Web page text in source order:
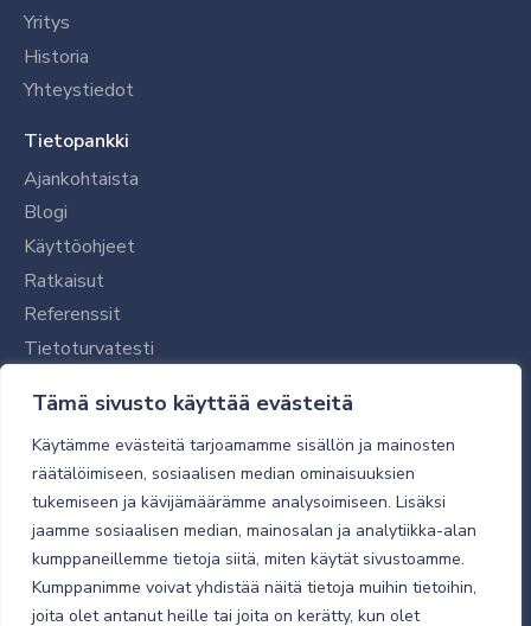
Tämä sivusto käyttää evästeitä
Käytämme evästeitä tarjoamamme sisällön ja mainosten
räätälöimiseen, sosiaalisen median ominaisuuksien
tukemiseen ja kävijämäärämme analysoimiseen. Lisäksi
jaamme sosiaalisen median, mainosalan ja analytiikka-alan
kumppaneillemme tietoja siitä, miten käytät sivustoamme.
Kumppanimme voivat yhdistää näitä tietoja muihin tietoihin,
joita olet antanut heille tai joita on kerätty, kun olet
Yritys
Historia
Yhteystiedot
Tietopankki
Ajankohtaista
Blogi
Käyttöohjeet
Ratkaisut
Referenssit
Tietoturvatesti
Tilaajalle
Toimitustavat ja -kulut
Verkkokaupan yleiset ehdot
Toimitusehdot
Tietosuojaseloste
Tietoturva